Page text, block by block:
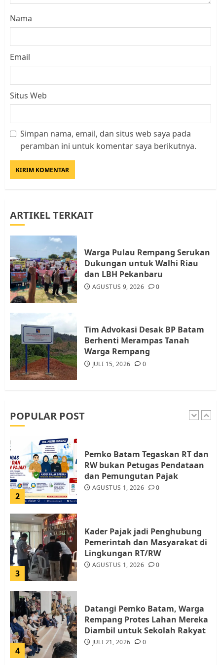
Nama
Email
Situs Web
Simpan nama, email, dan situs web saya pada
peramban ini untuk komentar saya berikutnya.
ARTIKEL TERKAIT
Warga Pulau Rempang Serukan
Dukungan untuk Walhi Riau
dan LBH Pekanbaru
AGUSTUS 9, 2026 0
Tim Advokasi Desak BP Batam
Berhenti Merampas Tanah
Warga Rempang
JULI 15, 2026 0
POPULAR POST
Kader Pajak jadi Penghubung
4
JULI 21, 2026 0
5
Resahkan Warga
JULI 17, 2026 0
1
2
Pemko Batam Tegaskan RT dan
RW bukan Petugas Pendataan
dan Pemungutan Pajak
AGUSTUS 1, 2026 0
3
Kader Pajak jadi Penghubung
Pemerintah dan Masyarakat di
Lingkungan RT/RW
AGUSTUS 1, 2026 0
4
Datangi Pemko Batam, Warga
Rempang Protes Lahan Mereka
Diambil untuk Sekolah Rakyat
JULI 21, 2026 0